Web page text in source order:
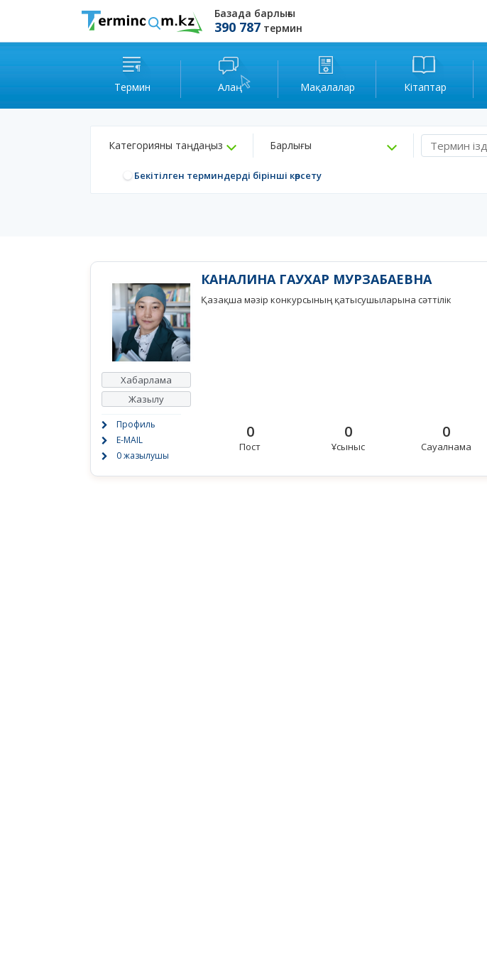
Базада барлығы
390 787 термин
Термин Алаң Мақалалар Кітаптар
Категорияны таңдаңыз Барлығы
Бекітілген терминдерді бірінші көрсету
Хабарлама
Жазылу
Профиль
E-MAIL
0 жазылушы
КАНАЛИНА ГАУХАР МУРЗАБАЕВНА
Қазақша мәзір конкурсының қатысушыларына сәттілік
0
Пост
0
Ұсыныс
0
Сауалнама